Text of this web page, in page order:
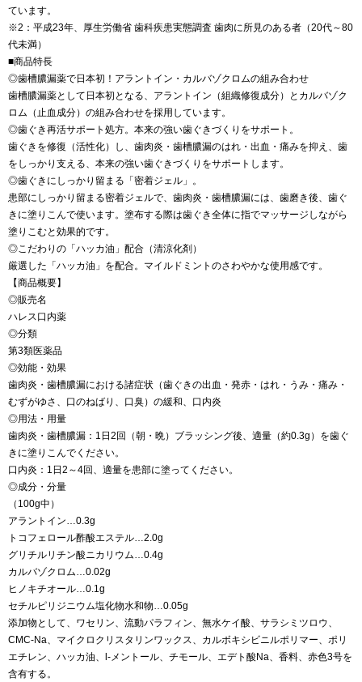
ています。
※2：平成23年、厚生労働省 歯科疾患実態調査 歯肉に所見のある者（20代～80
代未満）
■商品特長
◎歯槽膿漏薬で日本初！アラントイン・カルバゾクロムの組み合わせ
歯槽膿漏薬として日本初となる、アラントイン（組織修復成分）とカルバゾク
ロム（止血成分）の組み合わせを採用しています。
◎歯ぐき再活サポート処方。本来の強い歯ぐきづくりをサポート。
歯ぐきを修復（活性化）し、歯肉炎・歯槽膿漏のはれ・出血・痛みを抑え、歯
をしっかり支える、本来の強い歯ぐきづくりをサポートします。
◎歯ぐきにしっかり留まる「密着ジェル」。
患部にしっかり留まる密着ジェルで、歯肉炎・歯槽膿漏には、歯磨き後、歯ぐ
きに塗りこんで使います。塗布する際は歯ぐき全体に指でマッサージしながら
塗りこむと効果的です。
◎こだわりの「ハッカ油」配合（清涼化剤）
厳選した「ハッカ油」を配合。マイルドミントのさわやかな使用感です。
【商品概要】
◎販売名
ハレス口内薬
◎分類
第3類医薬品
◎効能・効果
歯肉炎・歯槽膿漏における諸症状（歯ぐきの出血・発赤・はれ・うみ・痛み・
むずがゆさ、口のねばり、口臭）の緩和、口内炎
◎用法・用量
歯肉炎・歯槽膿漏：1日2回（朝・晩）ブラッシング後、適量（約0.3g）を歯ぐ
きに塗りこんでください。
口内炎：1日2～4回、適量を患部に塗ってください。
◎成分・分量
（100g中）
アラントイン…0.3g
トコフェロール酢酸エステル…2.0g
グリチルリチン酸ニカリウム…0.4g
カルバゾクロム…0.02g
ヒノキチオール…0.1g
セチルピリジニウム塩化物水和物…0.05g
添加物として、ワセリン、流動パラフィン、無水ケイ酸、サラシミツロウ、
CMC-Na、マイクロクリスタリンワックス、カルボキシビニルポリマー、ポリ
エチレン、ハッカ油、l-メントール、チモール、エデト酸Na、香料、赤色3号を
含有する。